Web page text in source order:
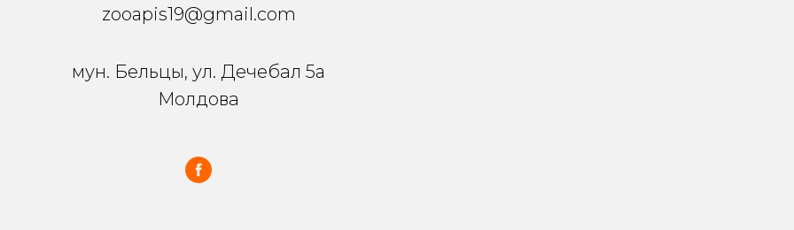
zooapis19@gmail.com
мун. Бельцы, ул. Дечебал 5a
Молдова